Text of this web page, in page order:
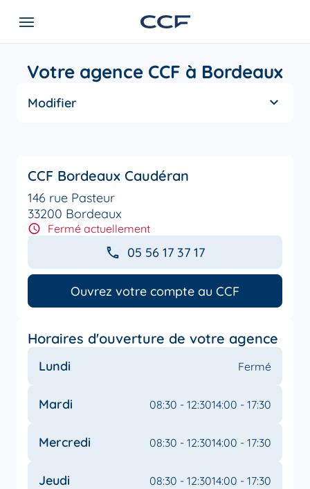
Votre agence CCF à Bordeaux
Modifier
CCF Bordeaux Caudéran
146 rue Pasteur
33200 Bordeaux
Fermé actuellement
05 56 17 37 17
Ouvrez votre compte au CCF
Horaires d'ouverture de votre agence
Lundi Fermé
Mardi 08:30 - 12:3014:00 - 17:30
Mercredi 08:30 - 12:3014:00 - 17:30
Jeudi 08:30 - 12:3014:00 - 17:30